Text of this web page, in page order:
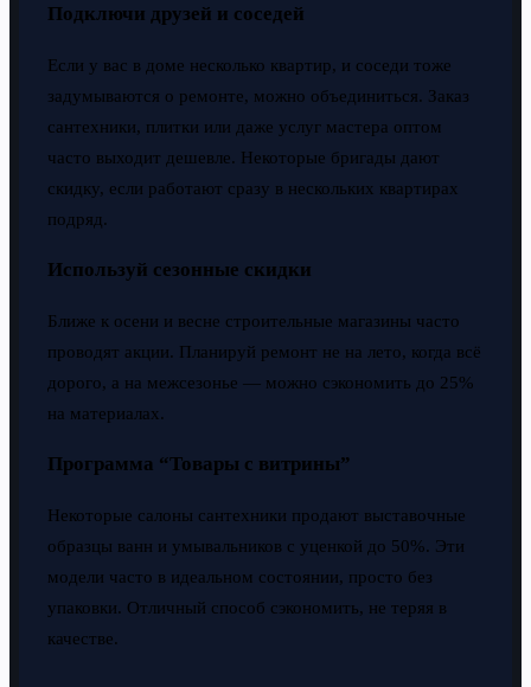
Подключи друзей и соседей
Если у вас в доме несколько квартир, и соседи тоже
задумываются о ремонте, можно объединиться. Заказ
сантехники, плитки или даже услуг мастера оптом
часто выходит дешевле. Некоторые бригады дают
скидку, если работают сразу в нескольких квартирах
подряд.
Используй сезонные скидки
Ближе к осени и весне строительные магазины часто
проводят акции. Планируй ремонт не на лето, когда всё
дорого, а на межсезонье — можно сэкономить до 25%
на материалах.
Программа “Товары с витрины”
Некоторые салоны сантехники продают выставочные
образцы ванн и умывальников с уценкой до 50%. Эти
модели часто в идеальном состоянии, просто без
упаковки. Отличный способ сэкономить, не теряя в
качестве.